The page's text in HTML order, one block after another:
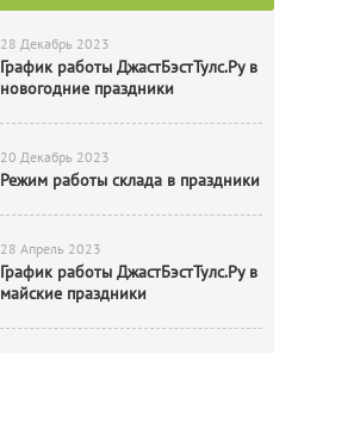
28 Декабрь 2023
График работы ДжастБэстТулс.Ру в
новогодние праздники
20 Декабрь 2023
Режим работы склада в праздники
28 Апрель 2023
График работы ДжастБэстТулс.Ру в
майские праздники